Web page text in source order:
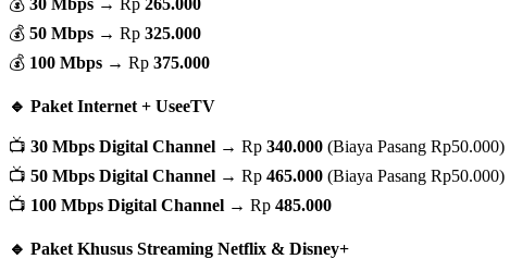
💰 50 Mbps → Rp 325.000
💰 100 Mbps → Rp 375.000
🔹 Paket Internet + UseeTV
📺 30 Mbps Digital Channel → Rp 340.000 (Biaya Pasang Rp50.000)
📺 50 Mbps Digital Channel → Rp 465.000 (Biaya Pasang Rp50.000)
📺 100 Mbps Digital Channel → Rp 485.000
🔹 Paket Khusus Streaming Netflix & Disney+